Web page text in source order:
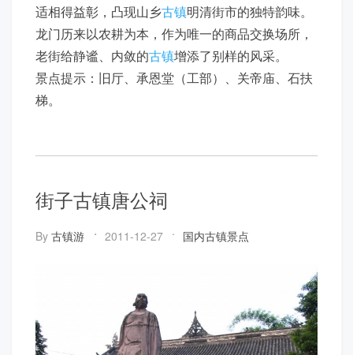
适相得益彰，凸现山乡古镇明清街市的独特韵味。
龙门历来以农耕为本，作为唯一的商品交换场所，
老街给静谧、内敛的古镇增添了别样的风采。
景点提示：旧厅、承恩堂（工部）、关帝庙、石扶
梯。
街子古镇唐公祠
By 古镇游 2011-12-27 国内古镇景点